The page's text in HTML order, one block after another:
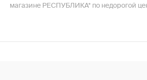
магазине РЕСПУБЛИКА* по недорогой